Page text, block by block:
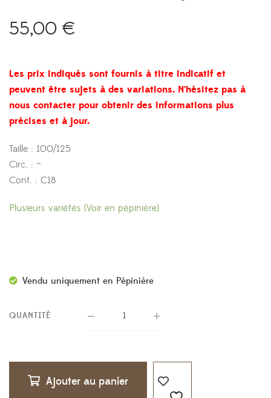
55,00 €
Les prix indiqués sont fournis à titre indicatif et
peuvent être sujets à des variations. N’hésitez pas à
nous contacter pour obtenir des informations plus
précises et à jour.
Taille : 100/125
Circ. : –
Cont. : C18
Plusieurs variétés (Voir en pépinière)
Vendu uniquement en Pépinière
QUANTITÉ
Ajouter au panier